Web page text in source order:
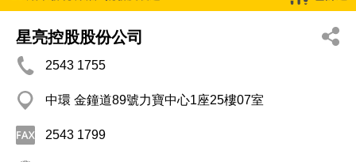
星亮控股股份公司
2543 1755
中環 金鐘道89號力寶中心1座25樓07室
2543 1799